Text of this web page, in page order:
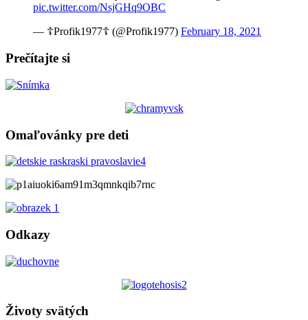
pic.twitter.com/NsjGHq9OBC
— ☦Profik1977☦ (@Profik1977) February 18, 2021
Prečítajte si
Omaľovánky pre deti
Odkazy
Životy svätých